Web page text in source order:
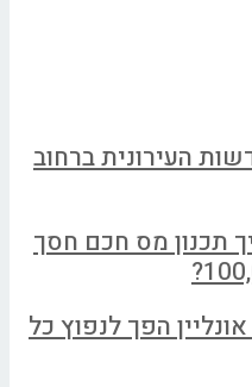
העירונית ברחוב
תכנון מס חכם חסך
הפך לנפוץ כל